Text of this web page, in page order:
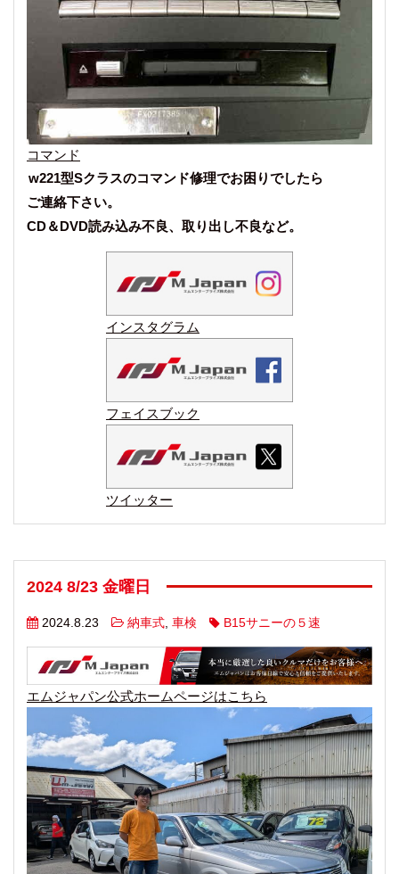
コマンド
w221型Sクラスのコマンド修理でお困りでしたら
ご連絡下さい。
CD＆DVD読み込み不良、取り出し不良など。
インスタグラム
フェイスブック
ツイッター
2024 8/23 金曜日
2024.8.23 納車式, 車検 B15サニーの５速
エムジャパン公式ホームページはこちら